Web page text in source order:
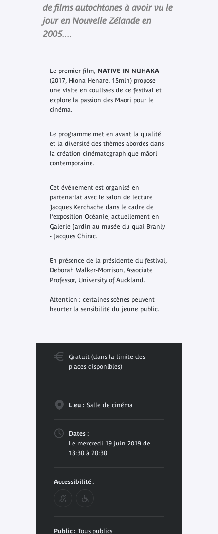
de films autochtones à avoir vu le
jour en Nouvelle Zélande en
2005....
Le premier film, NATIVE IN NUHAKA
(2017, Hiona Henare, 15min) propose
une visite en coulisses de ce festival et
explore la passion des Māori pour le
cinéma.
Le programme met en avant la qualité
et la diversité des thèmes abordés dans
la création cinématographique māori
contemporaine.
Cet événement est organisé en
partenariat avec le salon de lecture
Jacques Kerchache dans le cadre de
l’exposition Océanie, actuellement en
Galerie Jardin au musée du quai Branly
- Jacques Chirac.
En présence de la présidente du festival,
Deborah Walker-Morrison, Associate
Professor, University of Auckland.
Attention : certaines scènes peuvent
heurter la sensibilité du jeune public.
Gratuit (dans la limite des
places disponibles)
Lieu : Salle de cinéma
Dates :
Le mercredi 19 juin 2019 de
18:30 à 20:30
Accessibilité :
Public : Tous publics